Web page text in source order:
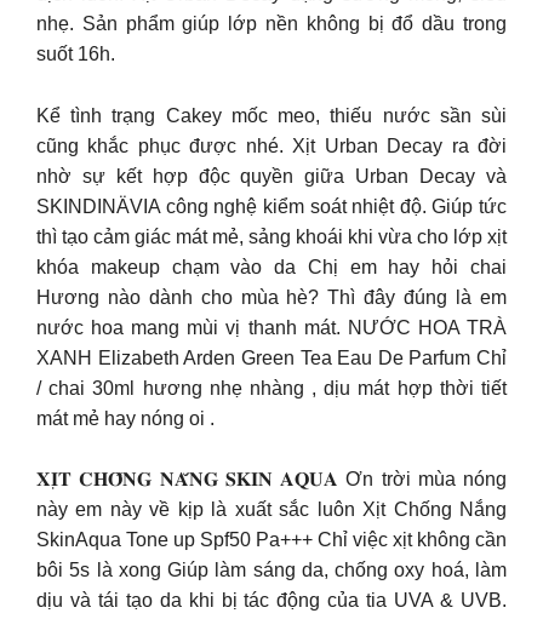
nhẹ. Sản phẩm giúp lớp nền không bị đổ dầu trong
suốt 16h.
Kể tình trạng Cakey mốc meo, thiếu nước sần sùi
cũng khắc phục được nhé. Xịt Urban Decay ra đời
nhờ sự kết hợp độc quyền giữa Urban Decay và
SKINDINÄVIA công nghệ kiểm soát nhiệt độ. Giúp tức
thì tạo cảm giác mát mẻ, sảng khoái khi vừa cho lớp xịt
khóa makeup chạm vào da Chị em hay hỏi chai
Hương nào dành cho mùa hè? Thì đây đúng là em
nước hoa mang mùi vị thanh mát. NƯỚC HOA TRÀ
XANH Elizabeth Arden Green Tea Eau De Parfum Chỉ
/ chai 30ml hương nhẹ nhàng , dịu mát hợp thời tiết
mát mẻ hay nóng oi .
𝐗𝐈̣𝐓 𝐂𝐇𝐎̂́𝐍𝐆 𝐍𝐀̆́𝐍𝐆 𝐒𝐊𝐈𝐍 𝐀𝐐𝐔𝐀 Ơn trời mùa nóng
này em này về kịp là xuất sắc luôn Xịt Chống Nắng
SkinAqua Tone up Spf50 Pa+++ Chỉ việc xịt không cần
bôi 5s là xong Giúp làm sáng da, chống oxy hoá, làm
dịu và tái tạo da khi bị tác động của tia UVA & UVB.